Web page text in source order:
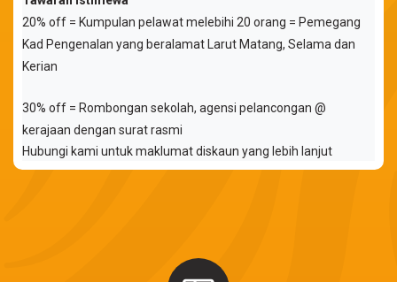
20% off = Kumpulan pelawat melebihi 20 orang = Pemegang
Kad Pengenalan yang beralamat Larut Matang, Selama dan
Kerian
30% off = Rombongan sekolah, agensi pelancongan @
kerajaan dengan surat rasmi
Hubungi kami untuk maklumat diskaun yang lebih lanjut